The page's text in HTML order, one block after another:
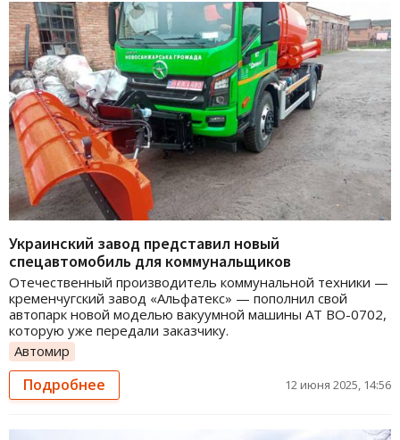
Украинский завод представил новый
спецавтомобиль для коммунальщиков
Отечественный производитель коммунальной техники —
кременчугский завод «Альфатекс» — пополнил свой
автопарк новой моделью вакуумной машины АТ ВО-0702,
которую уже передали заказчику.
Автомир
Подробнее 12 июня 2025, 14:56